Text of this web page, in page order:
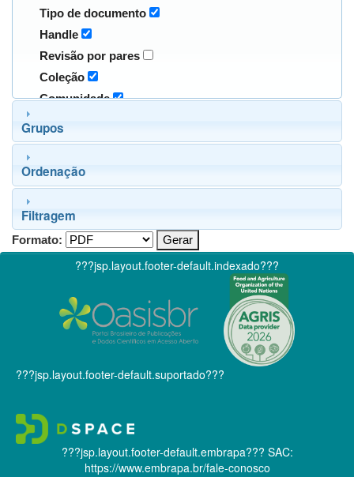
Tipo de documento
Handle
Revisão por pares
Coleção
Comunidade
Grupos
Ordenação
Filtragem
Formato:
???jsp.layout.footer-default.indexado???
???jsp.layout.footer-default.suportado???
???jsp.layout.footer-default.embrapa??? SAC:
https://www.embrapa.br/fale-conosco